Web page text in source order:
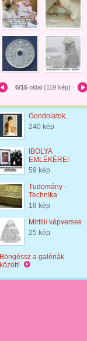
6/15oldal (119 kép)
Gondolatok..
240 kép
IBOLYA
EMLÉKÉRE!
59 kép
Tudomány -
Technika
18 kép
Mirtill/ képversek
25 kép
Böngéssz a galériák
között!